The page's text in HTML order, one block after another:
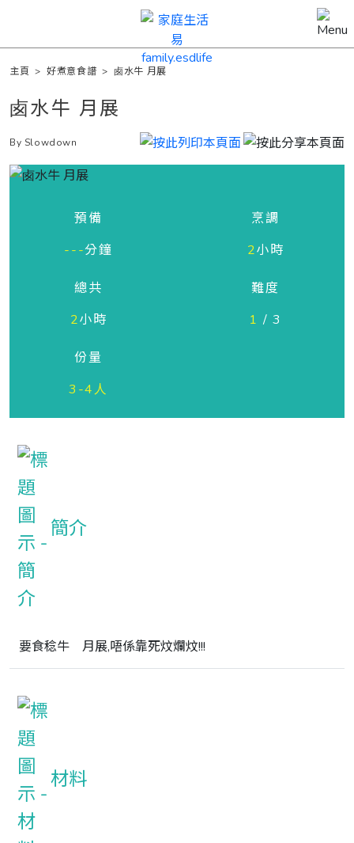
主頁 >好煮意食譜 >卥水牛 月展
卥水牛 月展
By Slowdown
預備
---分鐘
烹調
2小時
總共
2小時
難度
1 / 3
份量
3-4人
簡介
要食稔牛　月展,唔係靠死炆爛炆!!!
材料